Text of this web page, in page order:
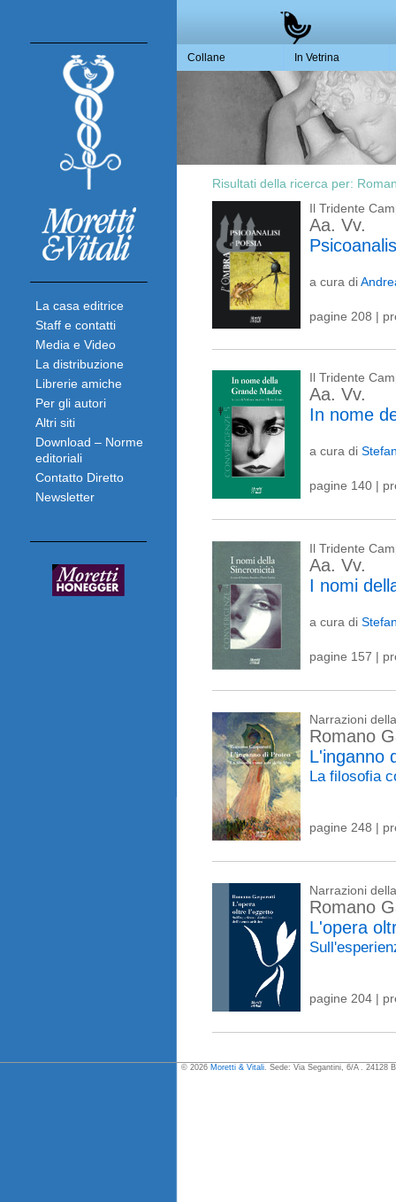
La casa editrice
Staff e contatti
Media e Video
La distribuzione
Librerie amiche
Per gli autori
Altri siti
Download – Norme
editoriali
Contatto Diretto
Newsletter
Collane In Vetrina
Risultati della ricerca per:
Il Tridente
Aa. Vv.
a cura di
pagine 208 |
Il Tridente
Aa. Vv.
In nome
a cura di
pagine 140 |
Il Tridente
Aa. Vv.
I nomi
a cura di
pagine 157 |
Narrazioni
Romano
L'inganno
La filosofia
pagine 248 |
Narrazioni
Romano
L'opera
pagine 204 |
© 2026 Moretti & Vitali. Sede: Via Segantini, 6/A . 24128